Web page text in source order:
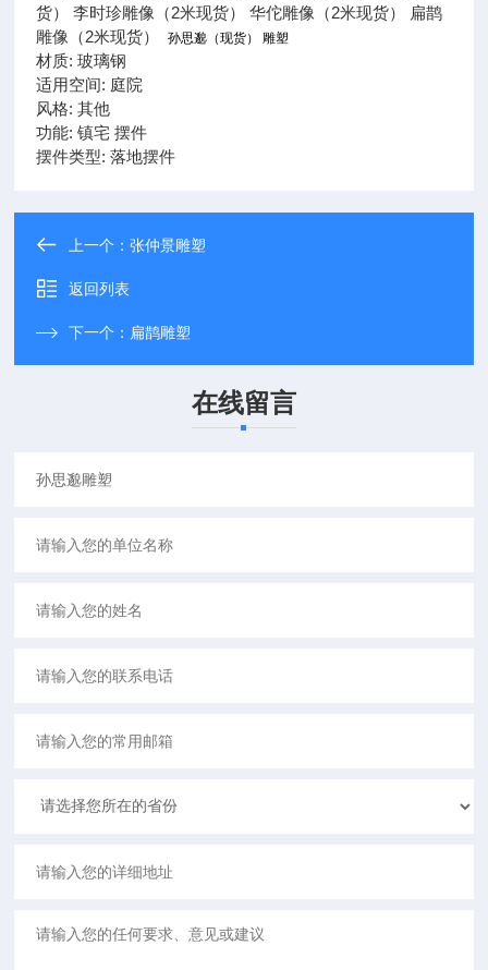
货） 李时珍雕像（2米现货） 华佗雕像（2米现货） 扁鹊
雕像（2米现货）孙思邈（现货） 雕塑
材质: 玻璃钢
适用空间: 庭院
风格: 其他
功能: 镇宅 摆件
摆件类型: 落地摆件
上一个：张仲景雕塑
返回列表
下一个： 扁鹊雕塑
在线留言